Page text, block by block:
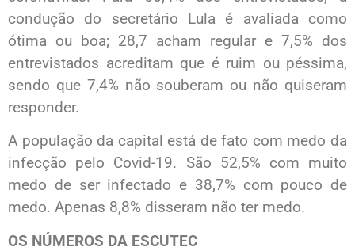
condução do secretário Lula é avaliada como
ótima ou boa; 28,7 acham regular e 7,5% dos
entrevistados acreditam que é ruim ou péssima,
sendo que 7,4% não souberam ou não quiseram
responder.
A população da capital está de fato com medo da
infecção pelo Covid-19. São 52,5% com muito
medo de ser infectado e 38,7% com pouco de
medo. Apenas 8,8% disseram não ter medo.
OS NÚMEROS DA ESCUTEC